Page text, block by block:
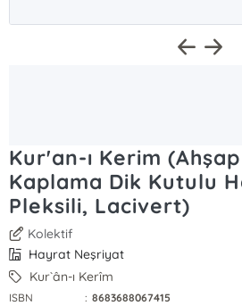
Kur'an-ı Kerim
Kaplama Dik Kutulu
Pleksili, Lacivert)
Kolektif
Hayrat Neşriyat
Kur`ân-ı Kerîm
ISBN : 8683688067415